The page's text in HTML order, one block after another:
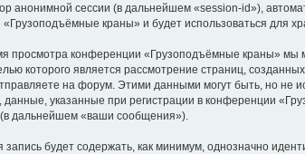
анонимной сессии (в дальнейшем «session-id»),
краны» и будет использоваться для
просмотра конференции «Грузоподъёмные краны» мы
которого является рассмотрение страниц,
на форум. Этими данными могут быть, но
указанные при регистрации в конференции
дальнейшем «ваши сообщения»).
запись будет содержать, как минимум, однозначно